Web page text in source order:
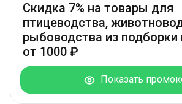
Скидка 7% на товары для
птицеводства,
рыбоводства из подборки
от 1000 ₽
Показать